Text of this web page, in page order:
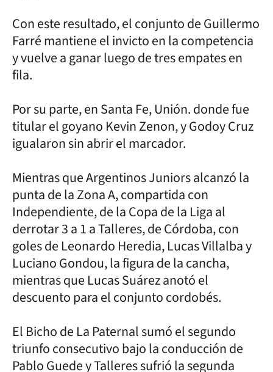
Con este resultado, el conjunto de Guillermo
Farré mantiene el invicto en la competencia
y vuelve a ganar luego de tres empates en
fila.
Por su parte, en Santa Fe, Unión. donde fue
titular el goyano Kevin Zenon, y Godoy Cruz
igualaron sin abrir el marcador.
Mientras que Argentinos Juniors alcanzó la
punta de la Zona A, compartida con
Independiente, de la Copa de la Liga al
derrotar 3 a 1 a Talleres, de Córdoba, con
goles de Leonardo Heredia, Lucas Villalba y
Luciano Gondou, la figura de la cancha,
mientras que Lucas Suárez anotó el
descuento para el conjunto cordobés.
El Bicho de La Paternal sumó el segundo
triunfo consecutivo bajo la conducción de
Pablo Guede y Talleres sufrió la segunda